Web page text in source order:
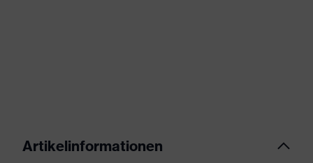
Artikelinformationen